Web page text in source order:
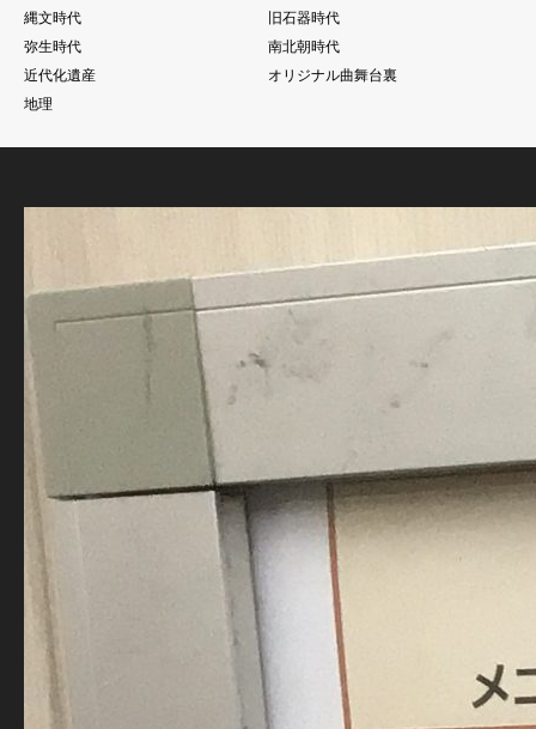
縄文時代
旧石器時代
弥生時代
南北朝時代
近代化遺産
オリジナル曲舞台裏
地理